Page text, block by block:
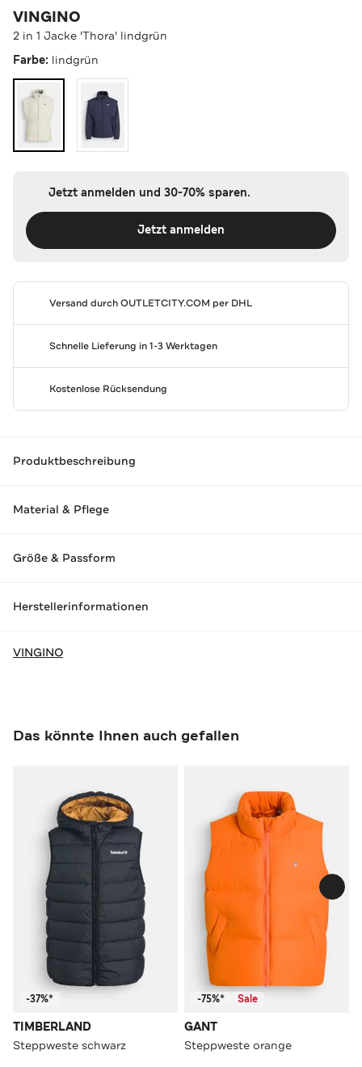
VINGINO
2 in 1 Jacke 'Thora' lindgrün
Farbe: lindgrün
Jetzt anmelden und 30-70% sparen.
Jetzt anmelden
Versand durchOUTLETCITY.COM per DHL
Schnelle Lieferung in 1-3 Werktagen
Kostenlose Rücksendung
Produktbeschreibung
Material & Pflege
Größe & Passform
Herstellerinformationen
VINGINO
Das könnte Ihnen auch gefallen
-37%*
TIMBERLAND
Steppweste schwarz
-75%* Sale
GANT
Steppweste orange